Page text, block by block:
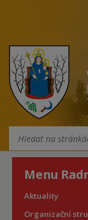
Menu
Aktuality
Organizační